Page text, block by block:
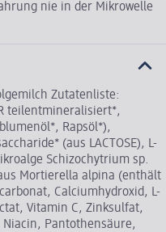
nie in der Mikrowelle
Zutatenliste:
teilentmineralisiert*,
Rapsöl*),
(aus LACTOSE), L-
Schizochytrium sp.
Mortierella alpina (enthält
Calciumhydroxid, L-
Vitamin C, Zinksulfat,
Pantothensäure,